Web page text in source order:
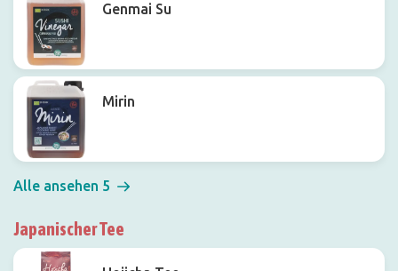
Genmai Su
Mirin
Alle ansehen 5
Japanischer Tee